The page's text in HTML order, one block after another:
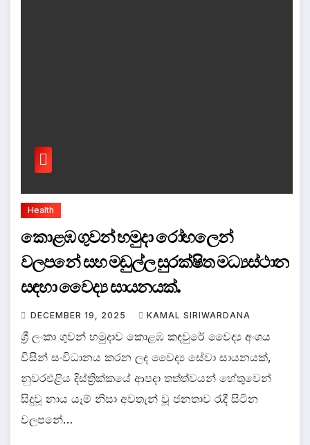
Health
කොළඹ ගුවන් හමුදා රෝහලෙන්
වලපනේ සහ මඩුල්ල සුරක්ෂිත මධ්‍යස්ථාන
සඳහා වෛද්‍ය සායනයක්.
DECEMBER 19, 2025 KAMAL SIRIWARDANA
ශ්‍රී ලංකා ගුවන් හමුදාව කොළඹ කඳවුරේ වෛද්‍ය අංශය
විසින් සංවිධානය කරන ලද වෛද්‍ය සේවා සායනයක්,
නුවරඑළිය දිස්ත්‍රික්කයේ ආපදා තත්ත්වයන් හේතුවෙන්
සිදුවූ නාය යෑම් නිසා අවතැන් වූ ජනතාව රැදී සිටින
වලපනේ…